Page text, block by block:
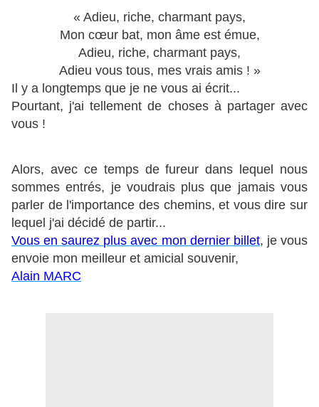
« Adieu, riche, charmant pays,
Mon cœur bat, mon âme est émue,
Adieu, riche, charmant pays,
Adieu vous tous, mes vrais amis ! »
Il y a longtemps que je ne vous ai écrit...
Pourtant, j'ai tellement de choses à partager avec
vous !
Alors, avec ce temps de fureur dans lequel nous
sommes entrés, je voudrais plus que jamais vous
parler de l'importance des chemins, et vous dire sur
lequel j'ai décidé de partir...
Vous en saurez plus avec mon dernier billet, je vous
envoie mon meilleur et amicial souvenir,
Alain MARC